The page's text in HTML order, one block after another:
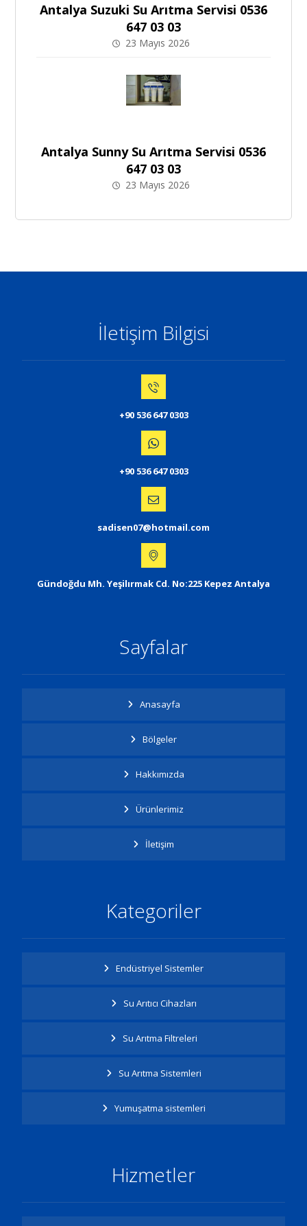
Antalya Suzuki Su Arıtma Servisi 0536
647 03 03
23 Mayıs 2026
Antalya Sunny Su Arıtma Servisi 0536
647 03 03
23 Mayıs 2026
İletişim Bilgisi
+90 536 647 0303
+90 536 647 0303
sadisen07@hotmail.com
Gündoğdu Mh. Yeşilırmak Cd. No:225 Kepez Antalya
Sayfalar
Anasayfa
Bölgeler
Hakkımızda
Ürünlerimiz
İletişim
Kategoriler
Endüstriyel Sistemler
Su Arıtıcı Cihazları
Su Arıtma Filtreleri
Su Arıtma Sistemleri
Yumuşatma sistemleri
Hizmetler